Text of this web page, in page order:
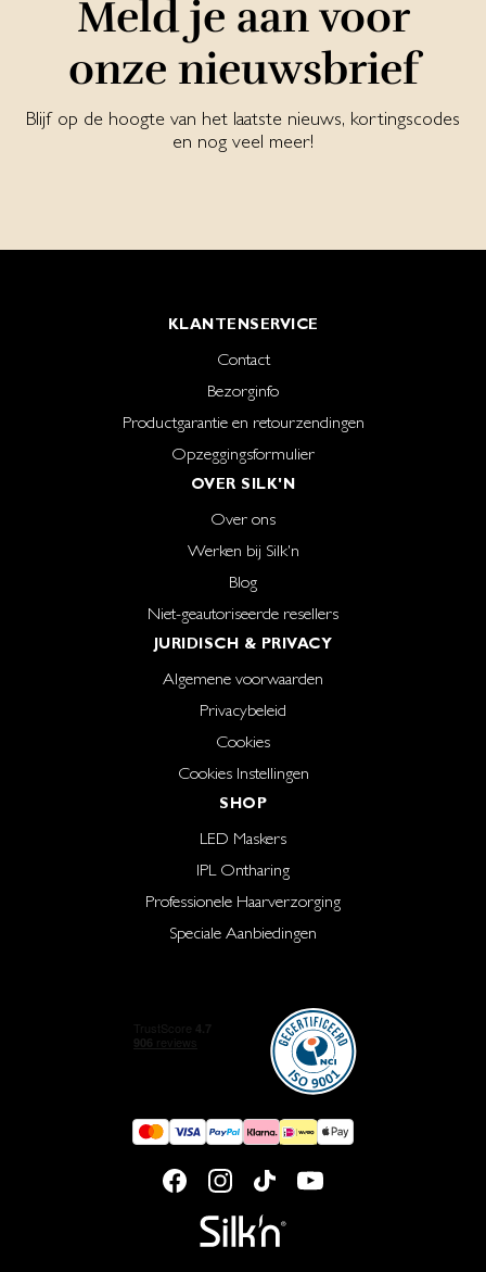
Meld je aan voor
onze nieuwsbrief
Blijf op de hoogte van het laatste nieuws, kortingscodes
en nog veel meer!
KLANTENSERVICE
Contact
Bezorginfo
Productgarantie en retourzendingen
Opzeggingsformulier
OVER SILK'N
Over ons
Werken bij Silk'n
Blog
Niet-geautoriseerde resellers
JURIDISCH & PRIVACY
Algemene voorwaarden
Privacybeleid
Cookies
Cookies Instellingen
SHOP
LED Maskers
IPL Ontharing
Professionele Haarverzorging
Speciale Aanbiedingen